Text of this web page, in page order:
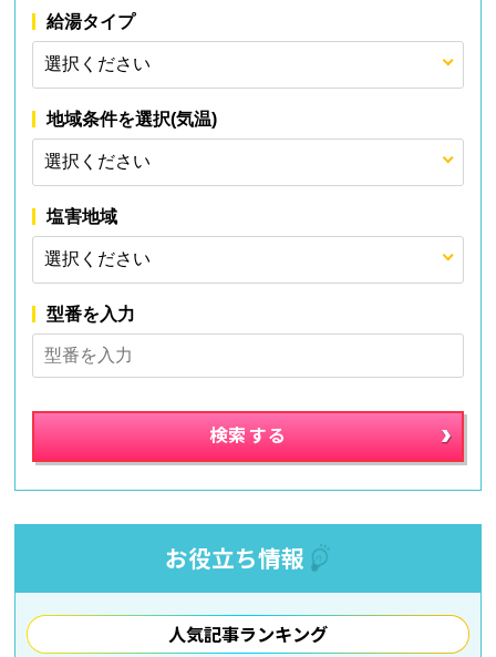
給湯タイプ
地域条件を選択(気温)
塩害地域
型番を入力
お役立ち情報
人気記事ランキング